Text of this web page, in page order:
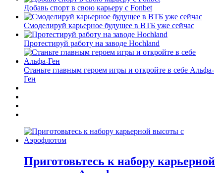
Добавь спорт в свою карьеру с Fonbet
Смоделируй карьерное будущее в ВТБ уже сейчас
Протестируй работу на заводе Hochland
Станьте главным героем игры и откройте в себе Альфа-
Ген
Приготовьтесь к набору карьерной